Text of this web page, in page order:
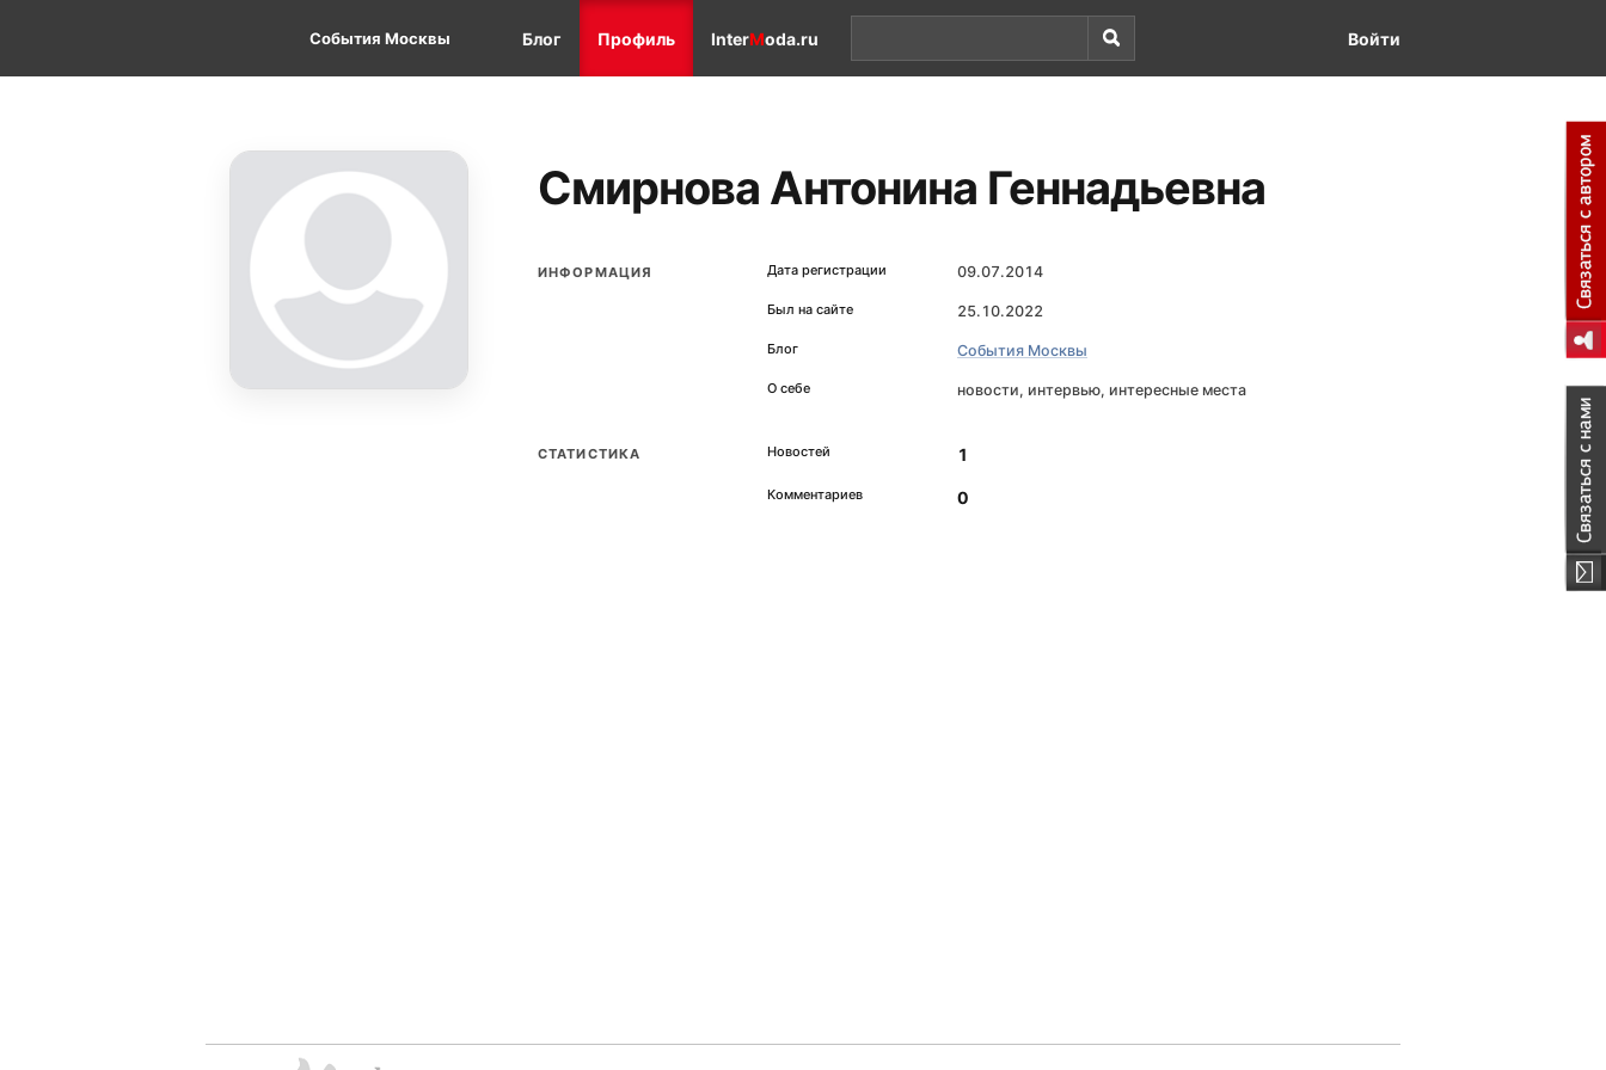
События Москвы Блог Профиль InterModa.ru Войти
Смирнова Антонина Геннадьевна
ИНФОРМАЦИЯ Дата регистрации 09.07.2014
Был на сайте 25.10.2022
Блог События Москвы
О себе новости, интервью, интересные места
СТАТИСТИКА Новостей 1
Комментариев 0